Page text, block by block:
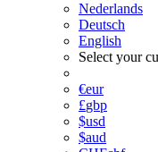
Nederlands
Deutsch
English
Select your
€eur
£gbp
$usd
$aud